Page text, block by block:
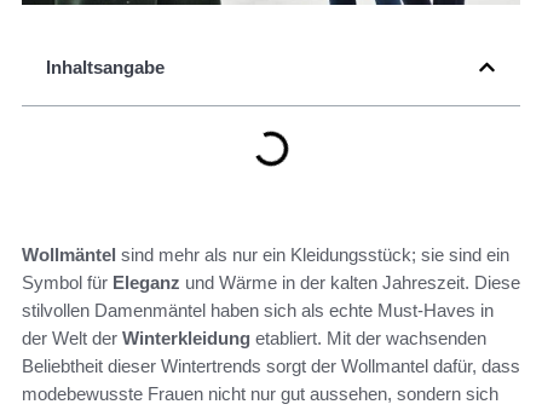
Inhaltsangabe
Wollmäntel sind mehr als nur ein Kleidungsstück; sie sind ein
Symbol für Eleganz und Wärme in der kalten Jahreszeit. Diese
stilvollen Damenmäntel haben sich als echte Must-Haves in
der Welt der Winterkleidung etabliert. Mit der wachsenden
Beliebtheit dieser Wintertrends sorgt der Wollmantel dafür, dass
modebewusste Frauen nicht nur gut aussehen, sondern sich